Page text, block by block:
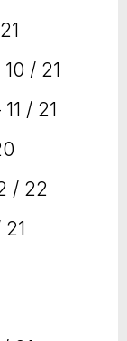
/ 21
/ 21
/ 22